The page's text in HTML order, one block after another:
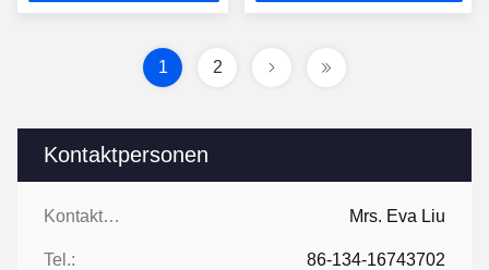
Kontaktpersonen
Kontaktpersonen: Mrs. Eva Liu
Tel.: 86-134-16743702
Zuführern und Panasonic-
1 2